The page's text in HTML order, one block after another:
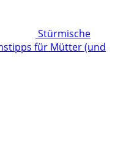
Stürmische
für Mütter (und